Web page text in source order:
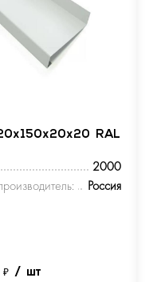
RAL
2000
Россия
₽/ шт